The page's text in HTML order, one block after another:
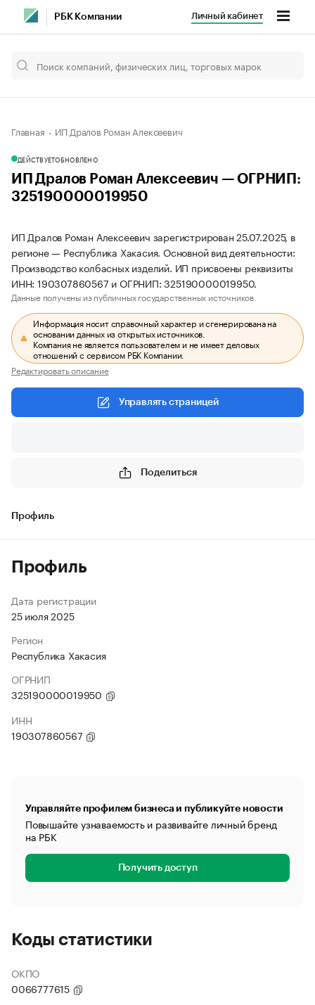
РБК Компании Личный кабинет
Главная ИП Дралов Роман Алексеевич
ДЕЙСТВУЕТОБНОВЛЕНО
ИП Дралов Роман Алексеевич — ОГРНИП:
325190000019950
ИП Дралов Роман Алексеевич зарегистрирован 25.07.2025, в
регионе — Республика Хакасия. Основной вид деятельности:
Производство колбасных изделий. ИП присвоены реквизиты
ИНН: 190307860567 и ОГРНИП: 325190000019950.
Данные получены из публичных государственных источников.
Информация носит справочный характер и сгенерирована на
основании данных из открытых источников.
Компания не является пользователем и не имеет деловых
отношений с сервисом РБК Компании.
Редактировать описание
Управлять страницей
Поделиться
Профиль
Профиль
Дата регистрации
25 июля 2025
Регион
Республика Хакасия
ОГРНИП
325190000019950
ИНН
190307860567
Управляйте профилем бизнеса и публикуйте новости
Повышайте узнаваемость и развивайте личный бренд
на РБК
Получить доступ
Коды статистики
ОКПО
0066777615